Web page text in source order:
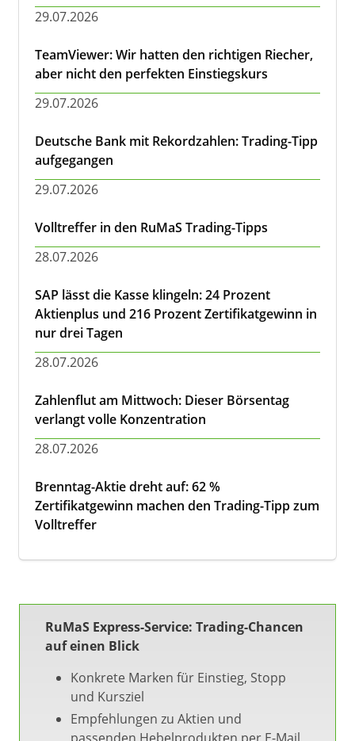
29.07.2026
TeamViewer: Wir hatten den richtigen Riecher,
aber nicht den perfekten Einstiegskurs
29.07.2026
Deutsche Bank mit Rekordzahlen: Trading-Tipp
aufgegangen
29.07.2026
Volltreffer in den RuMaS Trading-Tipps
28.07.2026
SAP lässt die Kasse klingeln: 24 Prozent
Aktienplus und 216 Prozent Zertifikatgewinn in
nur drei Tagen
28.07.2026
Zahlenflut am Mittwoch: Dieser Börsentag
verlangt volle Konzentration
28.07.2026
Brenntag-Aktie dreht auf: 62 %
Zertifikatgewinn machen den Trading-Tipp zum
Volltreffer
RuMaS Express-Service: Trading-Chancen
auf einen Blick
Konkrete Marken für Einstieg, Stopp
und Kursziel
Empfehlungen zu Aktien und